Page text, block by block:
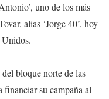
uno de los más
alias ‘Jorge 40’, hoy
bloque norte de las
su campaña al